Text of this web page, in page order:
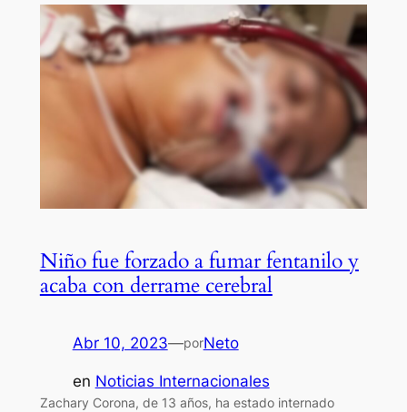
Niño fue forzado a fumar fentanilo y
acaba con derrame cerebral
Abr 10, 2023—porNeto
en Noticias Internacionales
Zachary Corona, de 13 años, ha estado internado